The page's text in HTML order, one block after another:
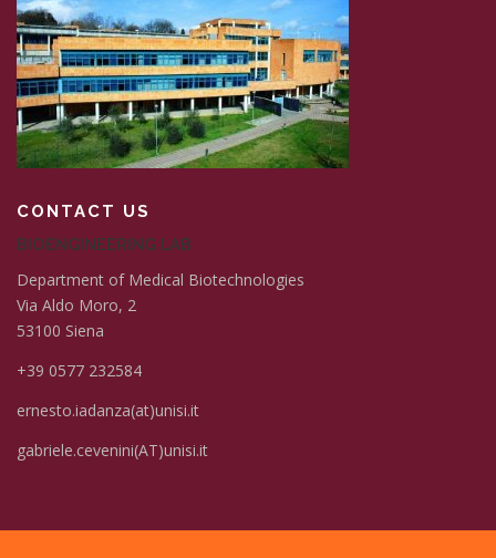
CONTACT US
BIOENGINEERING LAB
Department of Medical Biotechnologies
Via Aldo Moro, 2
53100 Siena
+39 0577 232584
ernesto.iadanza(at)unisi.it
gabriele.cevenini(AT)unisi.it